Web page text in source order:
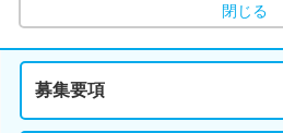
閉じる
募集要項